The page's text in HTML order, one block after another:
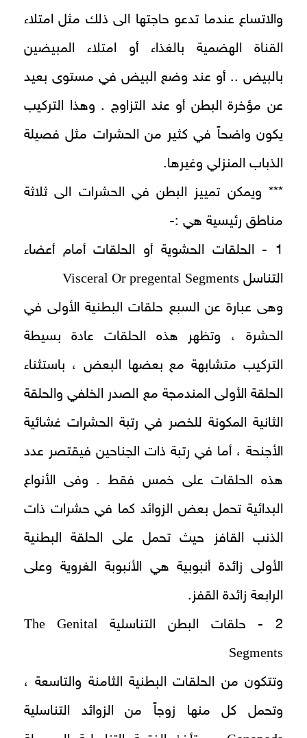
والاتساع عندما تدعو حاجتها الى ذلك مثل امتلاء
القناة الهضمية بالغذاء أو امتلاء المبيضين
بالبيض .. أو عند وضع البيض في مستوى بعيد
عن مؤخرة البطن أو عند التزاوج . وهذا التركيب
يكون واضحاً في كثير من الحشرات مثل فصيلة
الذباب المنزلي وغيرها.
*** ويمكن تمييز البطن في الحشرات الى ثلاثة
مناطق رئيسية هي :-
1 - الحلقات الحشوية أو الحلقات أمام أعضاء
التناسل Visceral Or pregental Segments
وهى عبارة عن السبع حلقات البطنية الأولى في
الحشرة ، وتظهر هذه الحلقات عادة بسيطة
التركيب متشابهة مع بعضها البعض ، باستثناء
الحلقة الأولى المندمجة مع الصدر الخلفي والحلقة
الثانية المكونة للخصر في رتبة الحشرات غشائية
الأجنحة ، أما في رتبة ذات الجناحين فيقتصر عدد
هذه الحلقات على خمس فقط . وفى الأنواع
البدائية تحمل بعض الزوائد كما في حشرات ذات
الذنب القافز حيث تحمل على الحلقة البطنية
الأولى زائدة أنبوبية هي الأنبوبة الغروية وعلى
الرابعة زائدة القفز.
2 - حلقات البطن التناسلية
The Genital
Segments
وتتكون من الحلقات البطنية الثامنة والتاسعة ،
وتحمل كل منها زوجاً من الزوائد التناسلية